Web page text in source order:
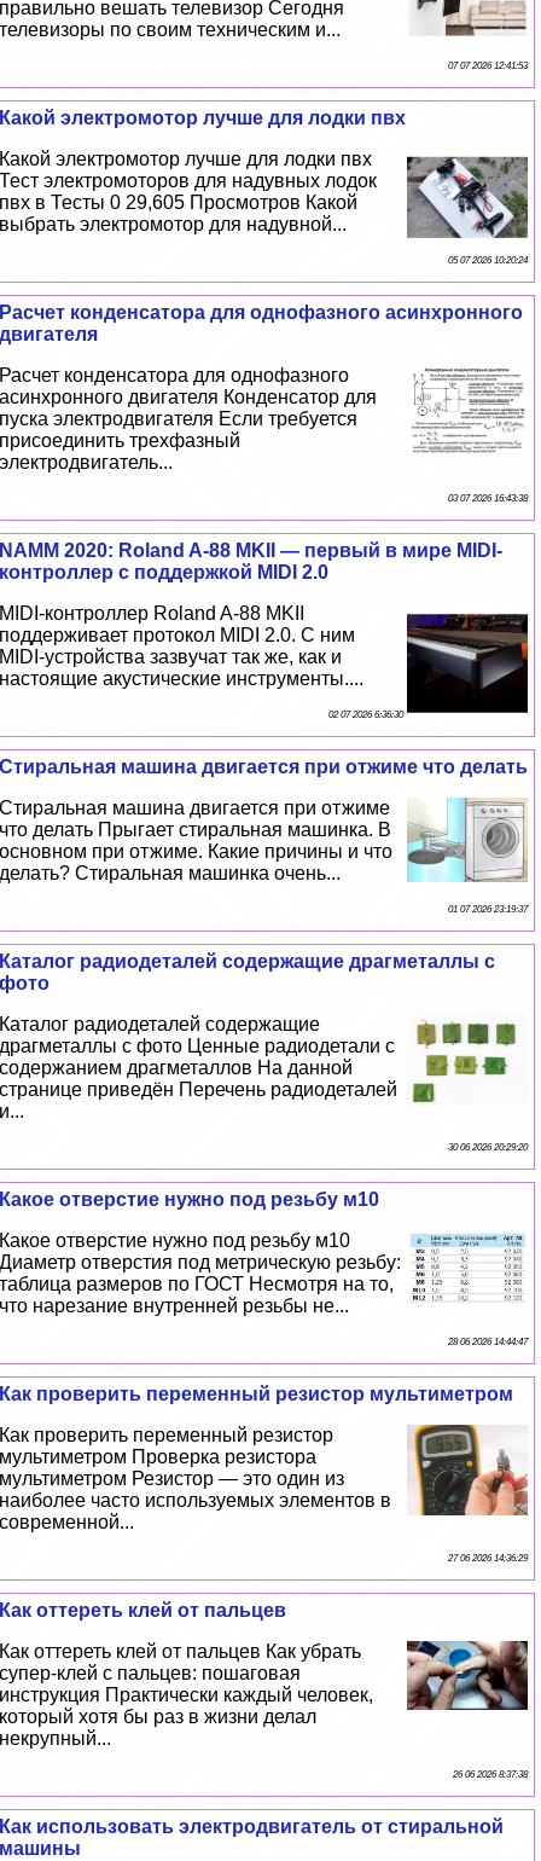
правильно вешать телевизор Сегодня
телевизоры по своим техническим и...
07 07 2026 12:41:53
Какой электромотор лучше для лодки пвх
Какой электромотор лучше для лодки пвх
Тест электромоторов для надувных лодок
пвх в Тесты 0 29,605 Просмотров Какой
выбрать электромотор для надувной...
05 07 2026 10:20:24
Расчет конденсатора для однофазного асинхронного
двигателя
Расчет конденсатора для однофазного
асинхронного двигателя Конденсатор для
пуска электродвигателя Если требуется
присоединить трехфазный
электродвигатель...
03 07 2026 16:43:38
NAMM 2020: Roland A-88 MKII — первый в мире MIDI-
контроллер с поддержкой MIDI 2.0
MIDI-контроллер Roland A-88 MKII
поддерживает протокол MIDI 2.0. С ним
MIDI-устройства зазвучат так же, как и
настоящие акустические инструменты....
02 07 2026 6:36:30
Стиральная машина двигается при отжиме что делать
Стиральная машина двигается при отжиме
что делать Прыгает стиральная машинка. В
основном при отжиме. Какие причины и что
делать? Стиральная машинка очень...
01 07 2026 23:19:37
Каталог радиодеталей содержащие драгметаллы с
фото
Каталог радиодеталей содержащие
драгметаллы с фото Ценные радиодетали с
содержанием драгметаллов На данной
странице приведён Перечень радиодеталей
и...
30 06 2026 20:29:20
Какое отверстие нужно под резьбу м10
Какое отверстие нужно под резьбу м10
Диаметр отверстия под метрическую резьбу:
таблица размеров по ГОСТ Несмотря на то,
что нарезание внутренней резьбы не...
28 06 2026 14:44:47
Как проверить переменный резистор мультиметром
Как проверить переменный резистор
мультиметром Проверка резистора
мультиметром Резистор — это один из
наиболее часто используемых элементов в
современной...
27 06 2026 14:36:29
Как оттереть клей от пальцев
Как оттереть клей от пальцев Как убрать
супер-клей с пальцев: пошаговая
инструкция Пpaктически каждый человек,
который хотя бы раз в жизни делал
некрупный...
26 06 2026 8:37:38
Как использовать электродвигатель от стиральной
машины